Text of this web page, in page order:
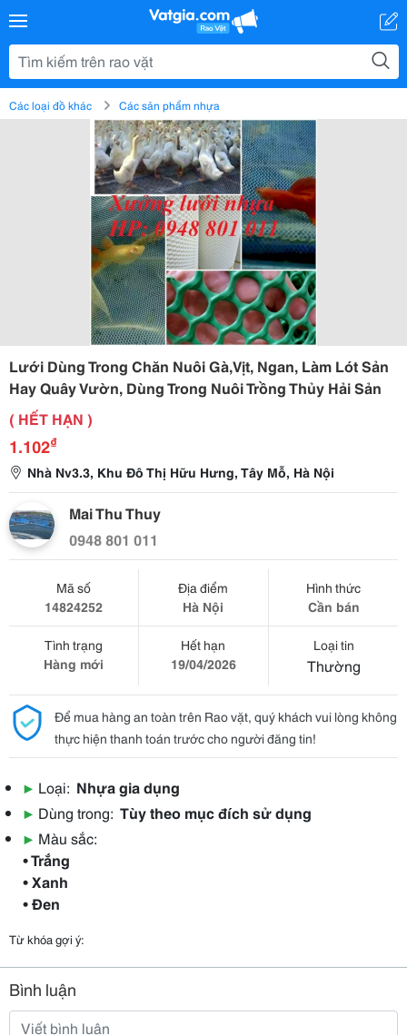
Các loại đồ khác Các sản phẩm nhựa
Lưới Dùng Trong Chăn Nuôi Gà,Vịt, Ngan, Làm Lót Sản
Hay Quây Vườn, Dùng Trong Nuôi Trồng Thủy Hải Sản
( HẾT HẠN )
1.102₫
Nhà Nv3.3, Khu Đô Thị Hữu Hưng, Tây Mỗ, Hà Nội
Mai Thu Thuy
0948 801 011
Mã số
14824252
Địa điểm
Hà Nội
Hình thức
Cần bán
Tình trạng
Hàng mới
Hết hạn
19/04/2026
Loại tin
Thường
Để mua hàng an toàn trên Rao vặt, quý khách vui lòng không
thực hiện thanh toán trước cho người đăng tin!
▶ Loại: Nhựa gia dụng
▶ Dùng trong: Tùy theo mục đích sử dụng
▶ Màu sắc:
• Trắng
• Xanh
• Đen
Từ khóa gợi ý:
Bình luận